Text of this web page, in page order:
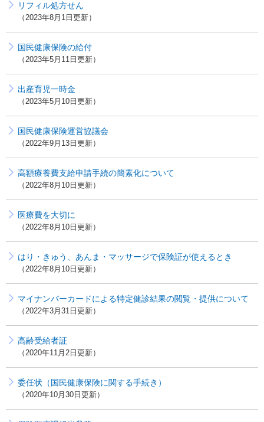
リフィル処方せん
2023年8月1日更新
国民健康保険の給付
2023年5月11日更新
出産育児一時金
2023年5月10日更新
国民健康保険運営協議会
2022年9月13日更新
高額療養費支給申請手続の簡素化について
2022年8月10日更新
医療費を大切に
2022年8月10日更新
はり・きゅう、あんま・マッサージで保険証が使えるとき
2022年8月10日更新
マイナンバーカードによる特定健診結果の閲覧・提供について
2022年3月31日更新
高齢受給者証
2020年11月2日更新
委任状（国民健康保険に関する手続き）
2020年10月30日更新